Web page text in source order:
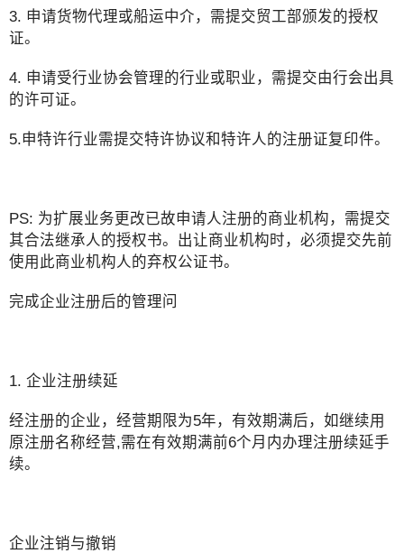
3. 申请货物代理或船运中介，需提交贸工部颁发的授权
证。
4. 申请受行业协会管理的行业或职业，需提交由行会出具
的许可证。
5.申特许行业需提交特许协议和特许人的注册证复印件。
PS: 为扩展业务更改已故申请人注册的商业机构，需提交
其合法继承人的授权书。出让商业机构时，必须提交先前
使用此商业机构人的弃权公证书。
完成企业注册后的管理问
1. 企业注册续延
经注册的企业，经营期限为5年，有效期满后，如继续用
原注册名称经营,需在有效期满前6个月内办理注册续延手
续。
企业注销与撤销